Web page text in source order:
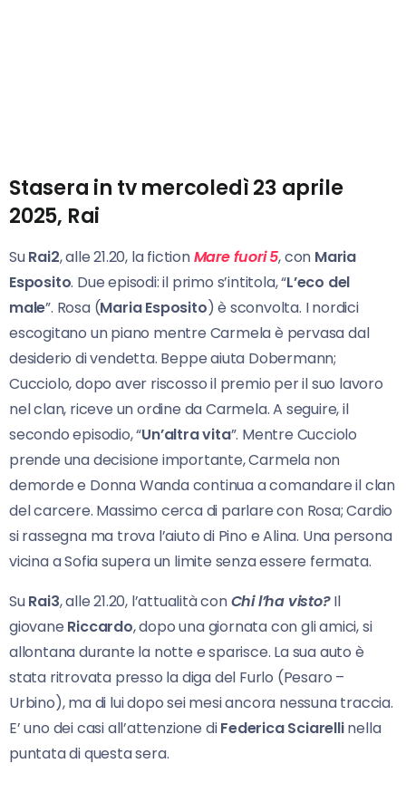
Stasera in tv mercoledì 23 aprile
2025, Rai
SuRai2, alle 21.20, la fictionMare fuori 5, con Maria
Esposito. Due episodi: il primo s’intitola, “L’eco del
male”. Rosa (Maria Esposito) è sconvolta. I nordici
escogitano un piano mentre Carmela è pervasa dal
desiderio di vendetta. Beppe aiuta Dobermann;
Cucciolo, dopo aver riscosso il premio per il suo lavoro
nel clan, riceve un ordine da Carmela. A seguire, il
secondo episodio, “Un’altra vita”. Mentre Cucciolo
prende una decisione importante, Carmela non
demorde e Donna Wanda continua a comandare il clan
del carcere. Massimo cerca di parlare con Rosa; Cardio
si rassegna ma trova l’aiuto di Pino e Alina. Una persona
vicina a Sofia supera un limite senza essere fermata.
SuRai3, alle 21.20, l’attualità conChi l’ha visto?Il
giovane Riccardo, dopo una giornata con gli amici, si
allontana durante la notte e sparisce. La sua auto è
stata ritrovata presso la diga del Furlo (Pesaro –
Urbino), ma di lui dopo sei mesi ancora nessuna traccia.
E’ uno dei casi all’attenzione diFederica Sciarellinella
puntata di questa sera.